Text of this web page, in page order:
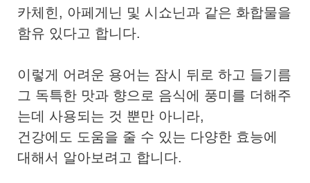
카체힌, 아페게닌 및 시쇼닌과 같은 화합물을
함유 있다고 합니다.
이렇게 어려운 용어는 잠시 뒤로 하고 들기름
그 독특한 맛과 향으로 음식에 풍미를 더해주
는데 사용되는 것 뿐만 아니라,
건강에도 도움을 줄 수 있는 다양한 효능에
대해서 알아보려고 합니다.